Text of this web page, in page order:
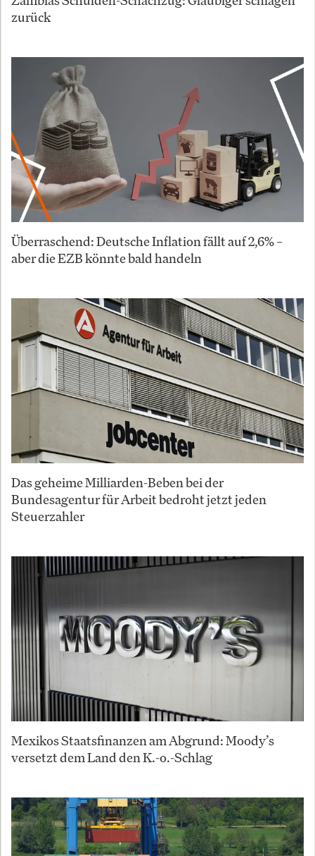
zurück
Überraschend: Deutsche Inflation fällt auf 2,6% –
aber die EZB könnte bald handeln
Das geheime Milliarden-Beben bei der
Bundesagentur für Arbeit bedroht jetzt jeden
Steuerzahler
Mexikos Staatsfinanzen am Abgrund: Moody’s
versetzt dem Land den K.-o.-Schlag